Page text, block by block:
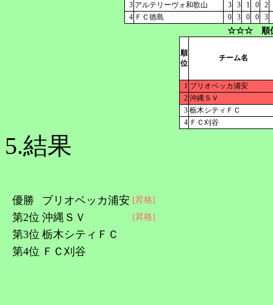
3 アルテリーヴォ和歌山 3 3 1 0
2
4 ＦＣ徳島 0 3 0 0 3
☆☆☆ 順
順
位
チーム名
1 ブリオベッカ浦安
2 沖縄ＳＶ
3 栃木シティＦＣ
4 ＦＣ刈谷
5.結果
優勝 ブリオベッカ浦安 [昇格]
第2位 沖縄ＳＶ [昇格]
第3位 栃木シティＦＣ
第4位 ＦＣ刈谷